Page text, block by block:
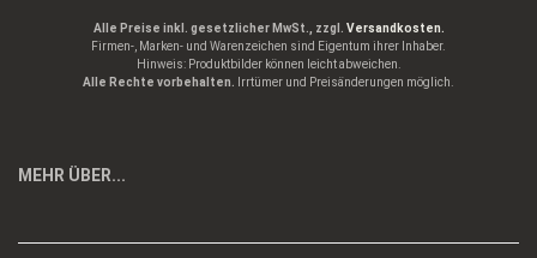
Alle Preise inkl. gesetzlicher MwSt., zzgl. Versandkosten.
Firmen-, Marken- und Warenzeichen sind Eigentum ihrer Inhaber.
Hinweis: Produktbilder können leicht abweichen.
Alle Rechte vorbehalten. Irrtümer und Preisänderungen möglich.
MEHR ÜBER...